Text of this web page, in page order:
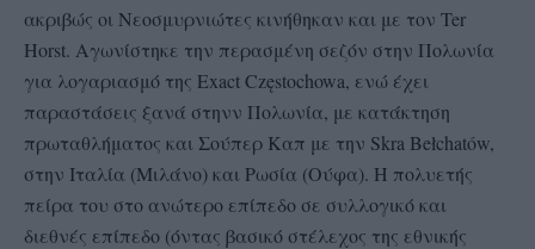
ακριβώς οι Νεοσμυρνιώτες κινήθηκαν και με τον Ter
Horst. Αγωνίστηκε την περασμένη σεζόν στην Πολωνία
για λογαριασμό της Exact Częstochowa, ενώ έχει
παραστάσεις ξανά στηνν Πολωνία, με κατάκτηση
πρωταθλήματος και Σούπερ Καπ με την Skra Bełchatów,
στην Ιταλία (Μιλάνο) και Ρωσία (Ούφα). Η πολυετής
πείρα του στο ανώτερο επίπεδο σε συλλογικό και
διεθνές επίπεδο (όντας βασικό στέλεχος της εθνικής